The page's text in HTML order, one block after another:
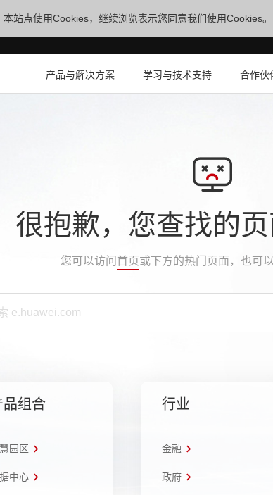
本站点使用Cookies，继续浏览表示您同意我们使用Cookies。
产品与解决方案 学习与技术支持 合作伙
很抱歉，您查找的
您可以访问 首页或下方的热门页面，也可
品组合
园区
中心
行业
金融
政府